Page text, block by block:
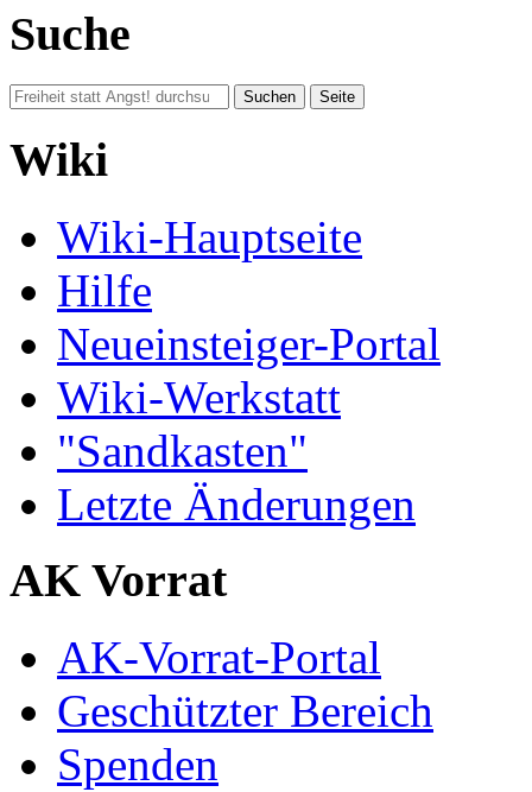
Suche
Wiki
Wiki-Hauptseite
Hilfe
Neueinsteiger-Portal
Wiki-Werkstatt
"Sandkasten"
Letzte Änderungen
AK Vorrat
AK-Vorrat-Portal
Geschützter Bereich
Spenden